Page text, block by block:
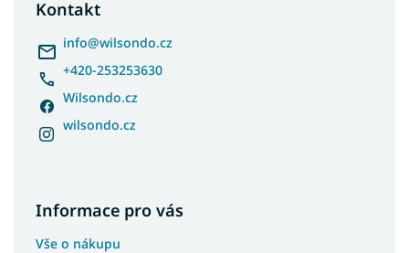
Kontakt
info@wilsondo.cz
+420-253253630
Wilsondo.cz
wilsondo.cz
Informace pro vás
Vše o nákupu